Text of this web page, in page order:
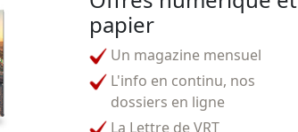
papier
Un magazine mensuel
L'info en continu, nos
dossiers en ligne
La Lettre de VRT